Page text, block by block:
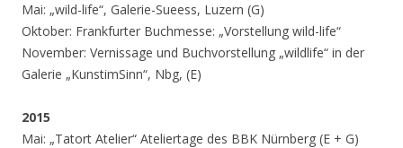
Mai: „wild-life“, Galerie-Sueess, Luzern (G)
Oktober: Frankfurter Buchmesse: „Vorstellung wild-life“
November: Vernissage und Buchvorstellung „wildlife“ in der
Galerie „KunstimSinn“, Nbg, (E)
2015
Mai: „Tatort Atelier“ Ateliertage des BBK Nürnberg (E + G)